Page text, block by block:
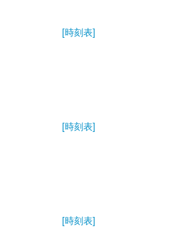
[時刻表]
[時刻表]
[時刻表]